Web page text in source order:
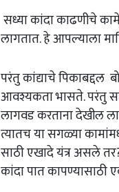
सध्या कांदा काढणीचे
लागतात. हे आपल्याला
परंतु कांद्याचे
आवश्यकता भासते. परंतु
लागवड करताना देखील
त्यातच या सगळ्या
साठी एखादे यंत्र असले
कांदा पात कापण्यासाठी